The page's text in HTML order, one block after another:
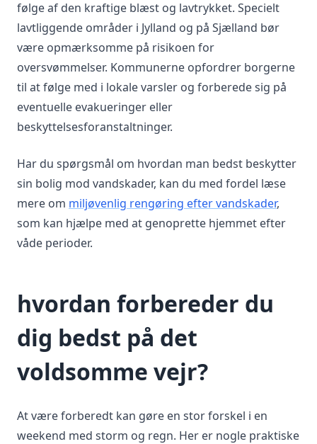
følge af den kraftige blæst og lavtrykket. Specielt
lavtliggende områder i Jylland og på Sjælland bør
være opmærksomme på risikoen for
oversvømmelser. Kommunerne opfordrer borgerne
til at følge med i lokale varsler og forberede sig på
eventuelle evakueringer eller
beskyttelsesforanstaltninger.
Har du spørgsmål om hvordan man bedst beskytter
sin bolig mod vandskader, kan du med fordel læse
mere om miljøvenlig rengøring efter vandskader,
som kan hjælpe med at genoprette hjemmet efter
våde perioder.
hvordan forbereder du
dig bedst på det
voldsomme vejr?
At være forberedt kan gøre en stor forskel i en
weekend med storm og regn. Her er nogle praktiske